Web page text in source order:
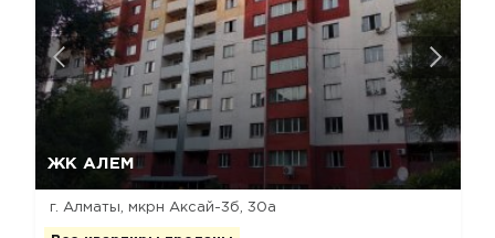
ЖК АЛЕМ
г. Алматы, мкрн Аксай-3б, 30а
Да, удалить